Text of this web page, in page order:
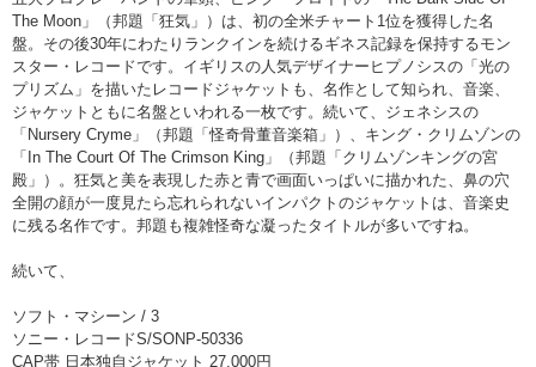
The Moon」（邦題「狂気」）は、初の全米チャート1位を獲得した名
盤。その後30年にわたりランクインを続けるギネス記録を保持するモン
スター・レコードです。イギリスの人気デザイナーヒプノシスの「光の
プリズム」を描いたレコードジャケットも、名作として知られ、音楽、
ジャケットともに名盤といわれる一枚です。続いて、ジェネシスの
「Nursery Cryme」（邦題「怪奇骨董音楽箱」）、キング・クリムゾンの
「In The Court Of The Crimson King」（邦題「クリムゾンキングの宮
殿」）。狂気と美を表現した赤と青で画面いっぱいに描かれた、鼻の穴
全開の顔が一度見たら忘れられないインパクトのジャケットは、音楽史
に残る名作です。邦題も複雑怪奇な凝ったタイトルが多いですね。
続いて、
ソフト・マシーン / 3
ソニー・レコードS/SONP-50336
CAP帯 日本独自ジャケット 27,000円